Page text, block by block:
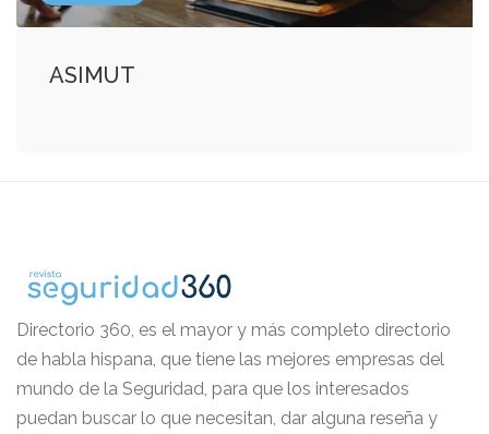
ASIMUT
Directorio 360, es el mayor y más completo directorio
de habla hispana, que tiene las mejores empresas del
mundo de la Seguridad, para que los interesados
puedan buscar lo que necesitan, dar alguna reseña y